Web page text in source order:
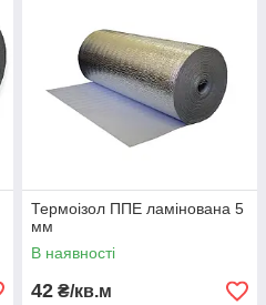
Термоізол ППЕ ламінована 5
мм
В наявності
42 ₴/кв.м